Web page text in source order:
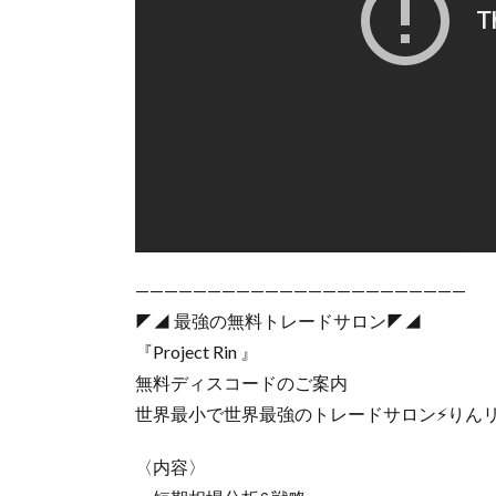
———————————————————————
◤◢ 最強の無料トレードサロン◤◢
『Project Rin 』
無料ディスコードのご案内
世界最小で世界最強のトレードサロン⚡️りん
〈内容〉